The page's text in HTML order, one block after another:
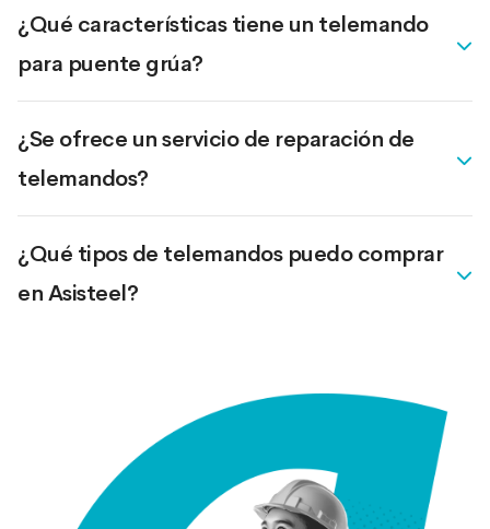
¿Qué características tiene un telemando
para puente grúa?
¿Se ofrece un servicio de reparación de
telemandos?
¿Qué tipos de telemandos puedo comprar
en Asisteel?